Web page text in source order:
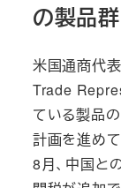
の製品
米国通商代
Trade
ている製品
計画を進め
8月、中国と